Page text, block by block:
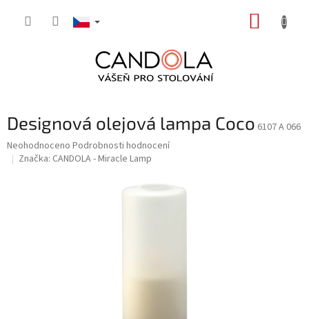
Designová olejová lampa Coco 6107 A 066
Průměrné
hodnocení
Neohodnoceno Podrobnosti hodnocení
Značka: CANDOLA - Miracle Lamp